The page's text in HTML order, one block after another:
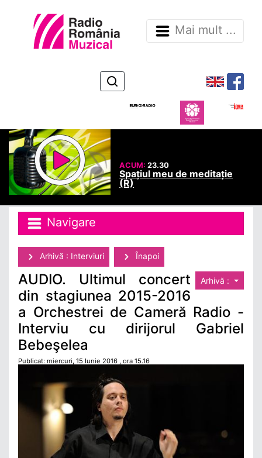
Mai mult ...
ACUM:23.30
Spațiul meu de meditație
(R)
Navigare
Arhivă : Interviuri Înapoi
Arhivă :
AUDIO. Ultimul concert
din stagiunea 2015-2016
a Orchestrei de Cameră Radio -
Interviu cu dirijorul Gabriel
Bebeşelea
Publicat: miercuri, 15 Iunie 2016 , ora 15.16